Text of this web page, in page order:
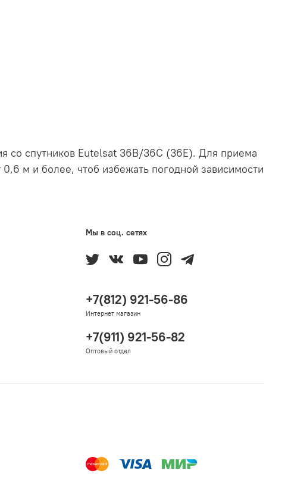
со спутников Eutelsat 36B/36C (36E). Для приема
м и более, чтоб избежать погодной зависимости
Мы в соц. сетях
+7(812) 921-56-86
Интернет магазин
+7(911) 921-56-82
Оптовый отдел